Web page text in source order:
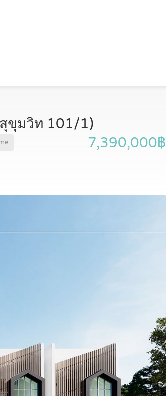
ขุมวิท 101/1)
7,390,000฿